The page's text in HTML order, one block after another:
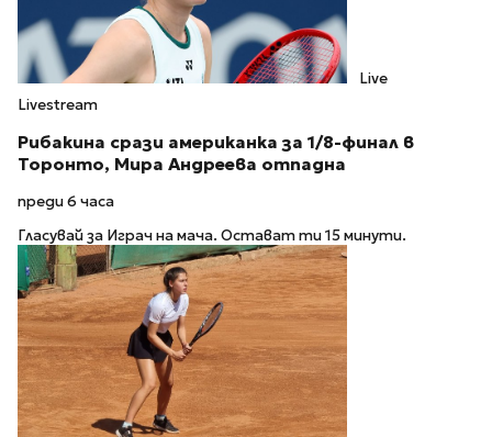
Live
Livestream
Рибакина срази американка за 1/8-финал в
Торонто, Мира Андреева отпадна
преди 6 часа
Гласувай за Играч на мача. Остават ти 15 минути.